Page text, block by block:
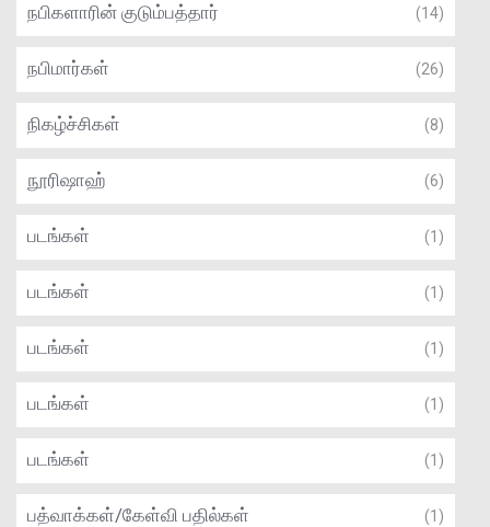
நபிகளாரின் குடும்பத்தார் (14)
நபிமார்கள் (26)
நிகழ்ச்சிகள் (8)
நூரிஷாஹ் (6)
படங்கள் (1)
படங்கள் (1)
படங்கள் (1)
படங்கள் (1)
படங்கள் (1)
பத்வாக்கள்/கேள்வி பதில்கள் (1)